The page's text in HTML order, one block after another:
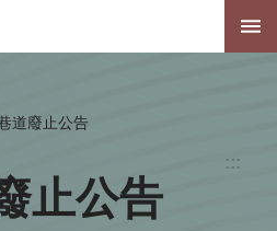
:::
道廢止公告
止公告